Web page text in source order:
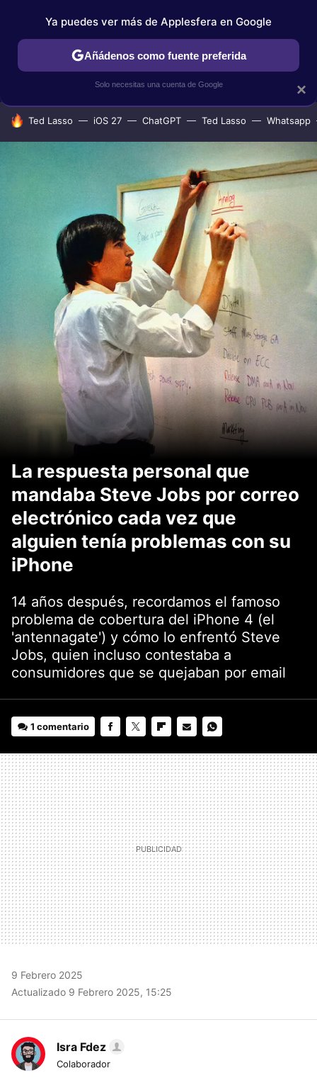
IPHONE TUTORIALES APPLESFERA SELECCIÓN
HOY SE HABLA DE
Ted Lasso iOS 27 ChatGPT Ted Lasso Whatsapp
La respuesta personal que
mandaba Steve Jobs por correo
electrónico cada vez que
alguien tenía problemas con su
iPhone
14 años después, recordamos el famoso
problema de cobertura del iPhone 4 (el
'antennagate') y cómo lo enfrentó Steve
Jobs, quien incluso contestaba a
consumidores que se quejaban por email
1 comentario
MAIL
9 Febrero 2025
Actualizado 9 Febrero 2025, 15:25
Isra Fdez
Colaborador
×
Ya puedes ver más de Applesfera en Google
Añádenos como fuente preferida
Solo necesitas una cuenta de Google